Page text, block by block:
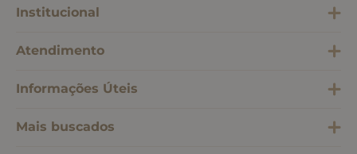
Institucional
Atendimento
Informações Úteis
Mais buscados